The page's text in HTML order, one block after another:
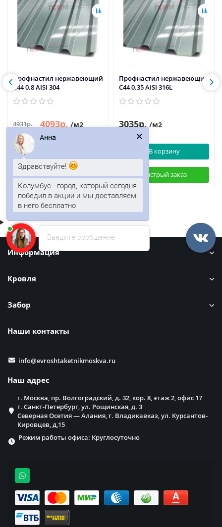
Профнастил нержавеющий
С44 0.8 AISI 304
4931р. 4093р. /м2
Быстрый заказ
Профнастил нержавеющий
С44 0.35 AISI 316L
3035р. /м2
В корзину
Быстрый заказ
Информация
Кровля
Забор
Наши контакты
info@evroshtaketnikmoskva.ru
Наш адрес
г. Москва, пр. Волгоградский, д. 32, кор. 8, этаж 2, офис 17
г. Санкт-Петербург, ул. Рощинская, д. 3
Северная Осетия — Алания, г. Владикавказ, ул. Курсантов-
Кировцев, д,15
Режим работы офиса: Круглосуточно
Введите сообщение
Анна
Здравствуйте!
Колумбус - город, который сегодня
победил в акции и мы доставляем
в него бесплатно